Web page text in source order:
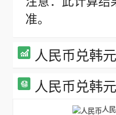
准。
人民币兑韩
人民币兑韩
人